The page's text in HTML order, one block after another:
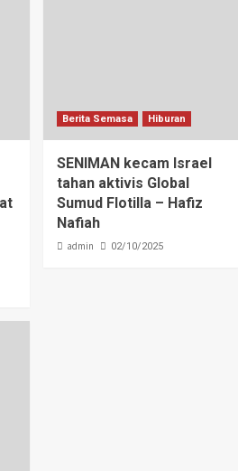
Berita Semasa Hiburan
SENIMAN kecam Israel
tahan aktivis Global
Sumud Flotilla – Hafiz
Nafiah
admin 02/10/2025